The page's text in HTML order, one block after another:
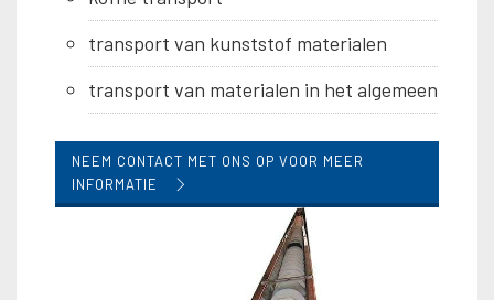
transport van kunststof materialen
transport van materialen in het algemeen
NEEM CONTACT MET ONS OP VOOR MEER
INFORMATIE